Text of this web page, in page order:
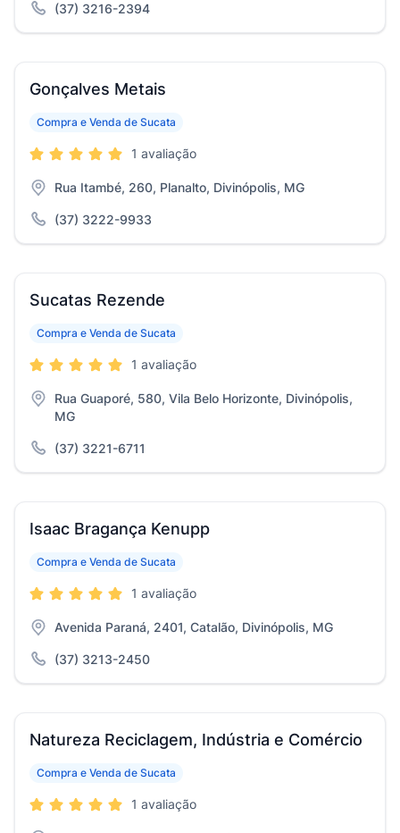
(37) 3216-2394
Gonçalves Metais
Compra e Venda de Sucata
1 avaliação
Rua Itambé, 260, Planalto, Divinópolis, MG
(37) 3222-9933
Sucatas Rezende
Compra e Venda de Sucata
1 avaliação
Rua Guaporé, 580, Vila Belo Horizonte, Divinópolis,
MG
(37) 3221-6711
Isaac Bragança Kenupp
Compra e Venda de Sucata
1 avaliação
Avenida Paraná, 2401, Catalão, Divinópolis, MG
(37) 3213-2450
Natureza Reciclagem, Indústria e Comércio
Compra e Venda de Sucata
1 avaliação